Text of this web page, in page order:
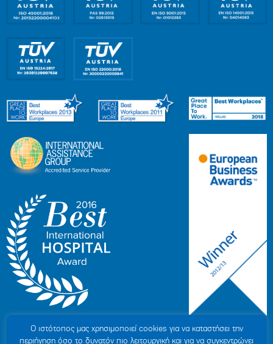
Ο ιστότοπoς μας χρησιμοποιεί cookies για να καταστήσει την
περιήγηση όσο το δυνατόν πιο λειτουργική και για να συγκεντρώνει